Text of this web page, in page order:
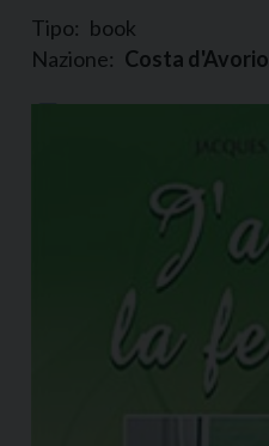
Tipo: book
Nazione: Costa d'Avorio